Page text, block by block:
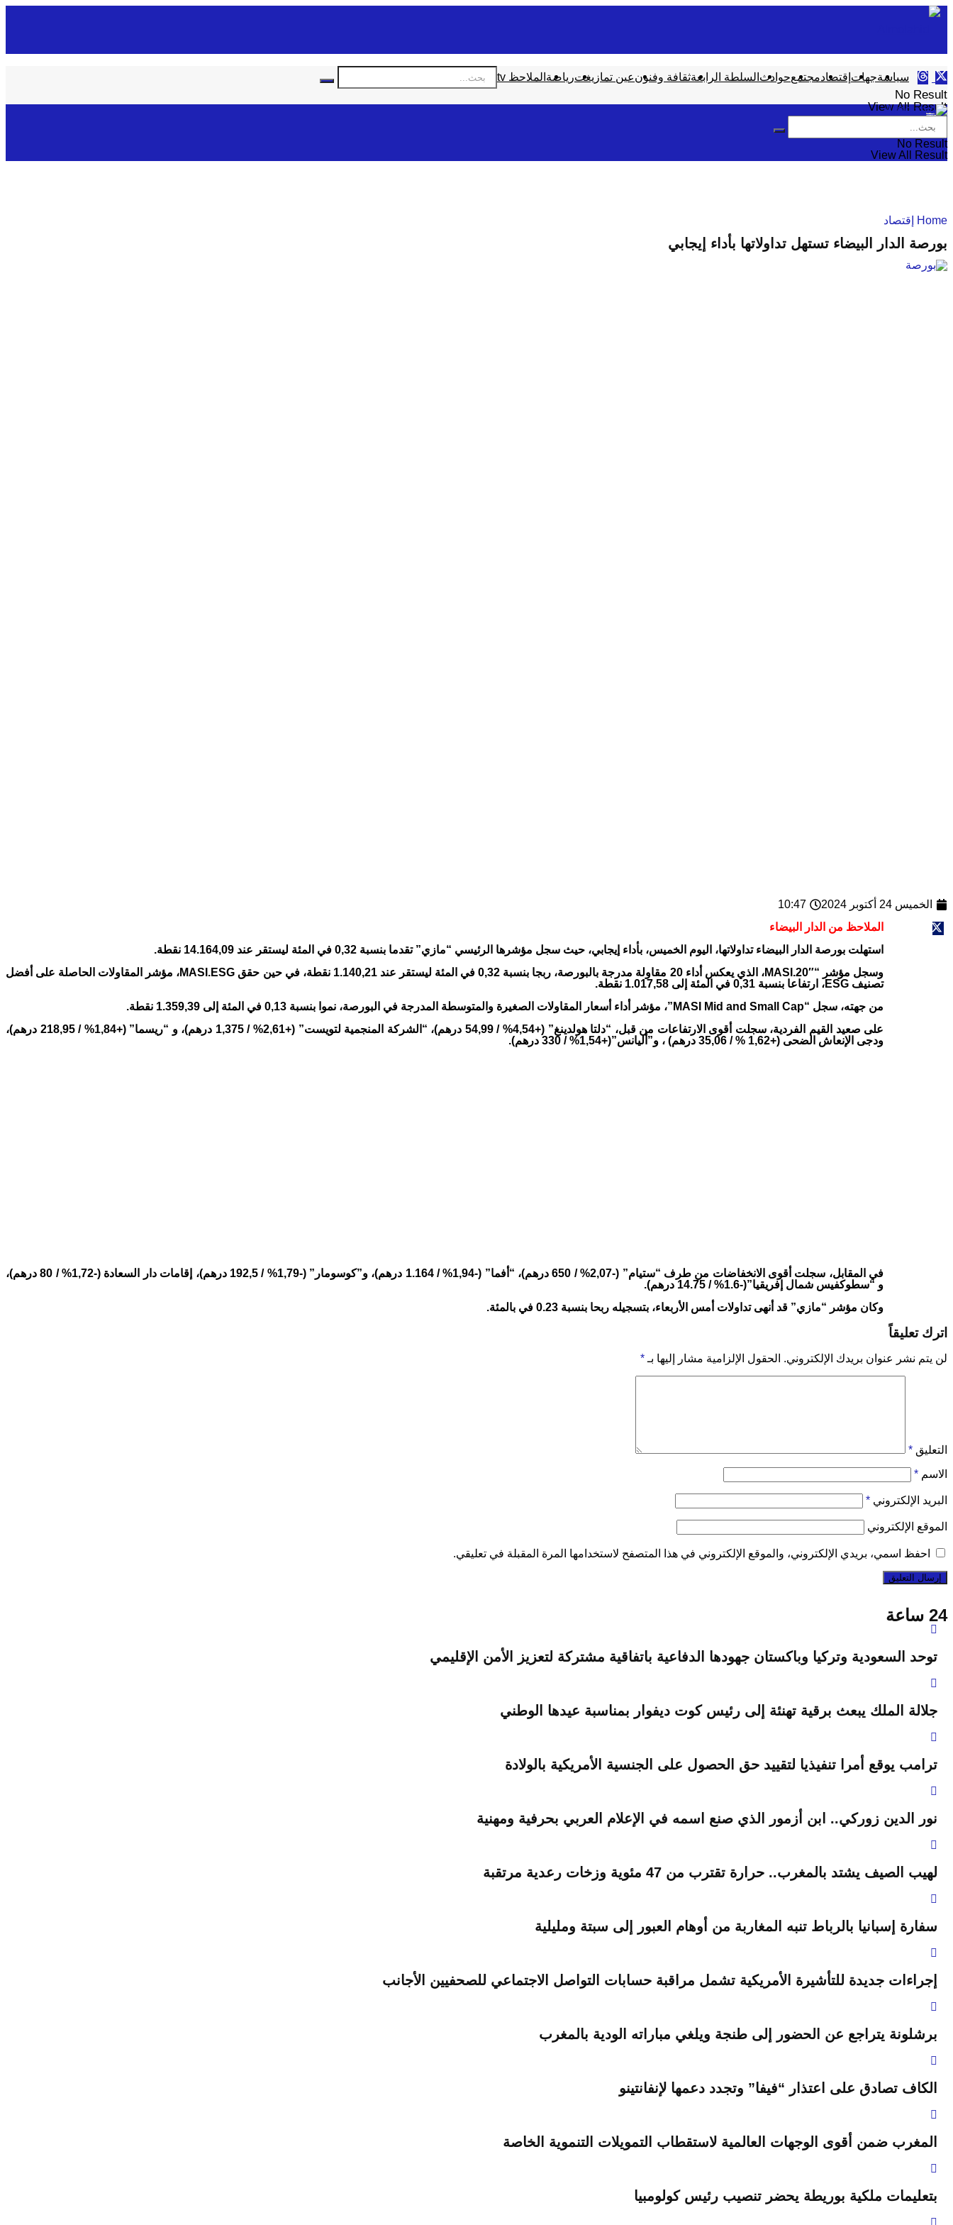
سياسةجهات إقتصادمجتمعحوادث السلطة الرابعةثقافة وفنونعين تمازيغترياضة الملاحظ tv
No Result
View All Result
No Result
View All Result
Home إقتصاد
بورصة الدار البيضاء تستهل تداولاتها بأداء إيجابي
الخميس 24 أكتوبر 2024
10:47
الملاحظ من الدار البيضاء
استهلت بورصة الدار البيضاء تداولاتها، اليوم الخميس، بأداء إيجابي، حيث سجل مؤشرها الرئيسي “مازي” تقدما بنسبة 0,32 في المئة ليستقر عند 14.164,09 نقطة.
وسجل مؤشر “MASI.20″، الذي يعكس أداء 20 مقاولة مدرجة بالبورصة، ربجا بنسبة 0,32 في المئة ليستقر عند 1.140,21 نقطة، في حين حقق MASI.ESG، مؤشر المقاولات الحاصلة على أفضل
تصنيف ESG، ارتفاعا بنسبة 0,31 في المئة إلى 1.017,58 نقطة.
من جهته، سجل “MASI Mid and Small Cap”، مؤشر أداء أسعار المقاولات الصغيرة والمتوسطة المدرجة في البورصة، نموا بنسبة 0,13 في المئة إلى 1.359,39 نقطة.
على صعيد القيم الفردية، سجلت أقوى الارتفاعات من قبل، “دلتا هولدينغ” (+4,54% / 54,99 درهم)، “الشركة المنجمية لتويست” (+2,61% / 1,375 درهم)، و “ريسما” (+1,84% / 218,95 درهم)،
ودجى الإنعاش الضحى (+1,62 % / 35,06 درهم) ، و”أليانس”(+1,54% / 330 درهم).
في المقابل، سجلت أقوى الانخفاضات من طرف “ستيام” (-2,07% / 650 درهم)، “أفما” (-1,94% / 1.164 درهم)، و”كوسومار” (-1,79% / 192,5 درهم)، إقامات دار السعادة (-1,72% / 80 درهم)،
و “سطوكفيس شمال إفريقيا”(-1.6% / 14.75 درهم).
وكان مؤشر “مازي” قد أنهى تداولات أمس الأربعاء، بتسجيله ربحا بنسبة 0.23 في بالمئة.
اترك تعليقاً
لن يتم نشر عنوان بريدك الإلكتروني. الحقول الإلزامية مشار إليها بـ *
التعليق *
الاسم *
البريد الإلكتروني *
الموقع الإلكتروني
احفظ اسمي، بريدي الإلكتروني، والموقع الإلكتروني في هذا المتصفح لاستخدامها المرة المقبلة في تعليقي.
24 ساعة
توحد السعودية وتركيا وباكستان جهودها الدفاعية باتفاقية مشتركة لتعزيز الأمن الإقليمي
جلالة الملك يبعث برقية تهنئة إلى رئيس كوت ديفوار بمناسبة عيدها الوطني
ترامب يوقع أمرا تنفيذيا لتقييد حق الحصول على الجنسية الأمريكية بالولادة
نور الدين زوركي.. ابن أزمور الذي صنع اسمه في الإعلام العربي بحرفية ومهنية
لهيب الصيف يشتد بالمغرب.. حرارة تقترب من 47 مئوية وزخات رعدية مرتقبة
سفارة إسبانيا بالرباط تنبه المغاربة من أوهام العبور إلى سبتة ومليلية
إجراءات جديدة للتأشيرة الأمريكية تشمل مراقبة حسابات التواصل الاجتماعي للصحفيين الأجانب
برشلونة يتراجع عن الحضور إلى طنجة ويلغي مباراته الودية بالمغرب
الكاف تصادق على اعتذار “فيفا” وتجدد دعمها لإنفانتينو
المغرب ضمن أقوى الوجهات العالمية لاستقطاب التمويلات التنموية الخاصة
بتعليمات ملكية بوريطة يحضر تنصيب رئيس كولومبيا